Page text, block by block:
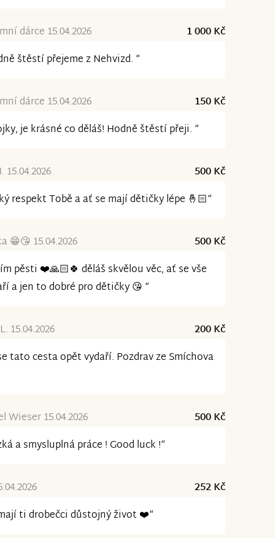
dárce 15.04.2026
1 000 Kč
štěstí přejeme z Nehvizd. “
dárce 15.04.2026
150 Kč
je krásné co děláš! Hodně štěstí přeji. “
15.04.2026
500 Kč
respekt Tobě a ať se mají dětičky lépe 🤞🏻“
😁😘 15.04.2026
500 Kč
pěsti ❤️🙏🏻🍀 děláš skvělou věc, ať se vše
a jen to dobré pro dětičky 😘 “
15.04.2026
200 Kč
tato cesta opět vydaří. Pozdrav ze Smíchova
Wieser 15.04.2026
500 Kč
a smysluplná práce ! Good luck !“
252 Kč
ti drobečci důstojný život ❤️“